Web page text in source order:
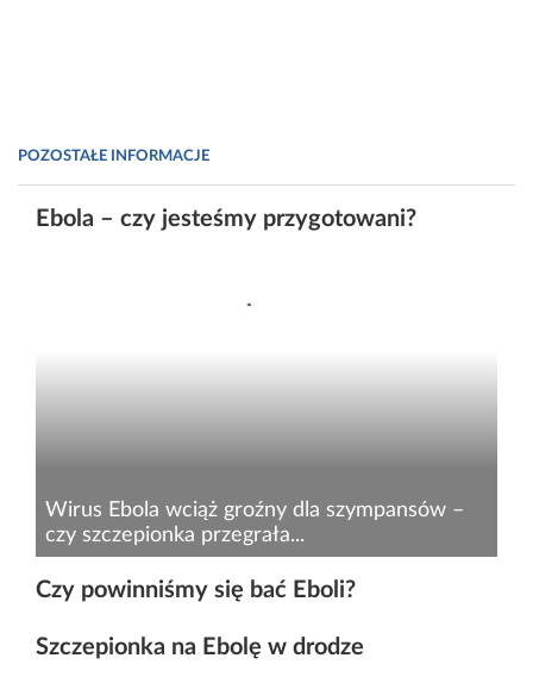
POZOSTAŁE INFORMACJE
Ebola – czy jesteśmy przygotowani?
Wirus Ebola wciąż groźny dla szympansów –
czy szczepionka przegrała...
Choć epidemia gorączki krwotocznej Ebola w
Afryce Zachodniej została zażegnana w
czerwcu ubiegłego roku, wywołujący ją wirus
wciąż pozostaje aktualnym zagrożeniem dla
Czy powinniśmy się bać Eboli?
Szczepionka na Ebolę w drodze